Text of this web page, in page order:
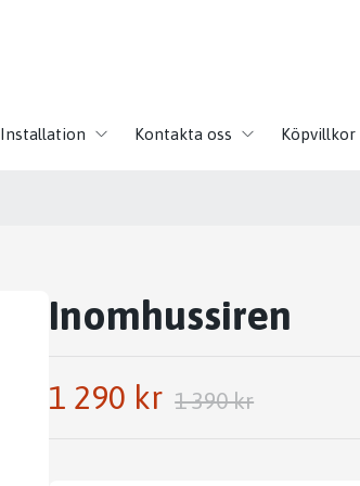
Installation Kontakta oss Köpvillkor
Inomhussiren
1 290 kr 1 390 kr